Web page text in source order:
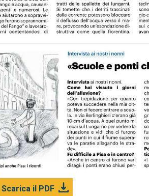
Scarica il PDF